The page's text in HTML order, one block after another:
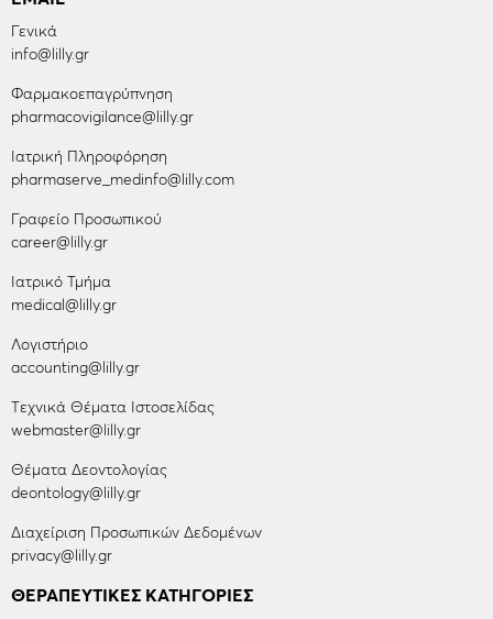
Γενικά
info@lilly.gr
Φαρμακοεπαγρύπνηση
pharmacovigilance@lilly.gr
Ιατρική Πληροφόρηση
pharmaserve_medinfo@lilly.com
Γραφείο Προσωπικού
career@lilly.gr
Ιατρικό Τμήμα
medical@lilly.gr
Λογιστήριο
accounting@lilly.gr
Tεχνικά Θέματα Ιστοσελίδας
webmaster@lilly.gr
Θέματα Δεοντολογίας
deontology@lilly.gr
Διαχείριση Προσωπικών Δεδομένων
privacy@lilly.gr
ΘΕΡΑΠΕΥΤΙΚΈΣ ΚΑΤΗΓΟΡΊΕΣ